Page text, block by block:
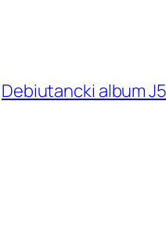
Debiutancki album